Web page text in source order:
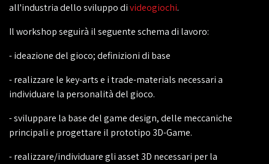
all'industria dello sviluppo divideogiochi.
Il workshop seguirà il seguente schema di lavoro:
- ideazione del gioco; definizioni di base
- realizzare le key-arts e i trade-materials necessari a
individuare la personalità del gioco.
- sviluppare la base del game design, delle meccaniche
principali e progettare il prototipo 3D-Game.
- realizzare/individuare gli asset 3D necessari per la